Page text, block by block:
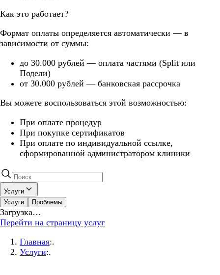
Как это работает?
Формат оплаты определяется автоматически — в
зависимости от суммы:
до 30.000 рублей — оплата частями (Split или
Подели)
от 30.000 рублей — банковская рассрочка
Вы можете воспользоваться этой возможностью:
При оплате процедур
При покупке сертификатов
При оплате по индивидуальной ссылке,
сформированной администратором клиники
Услуги
Услуги
Проблемы
Загрузка…
Перейти на страницу услуг
Главная:.
Услуги:.